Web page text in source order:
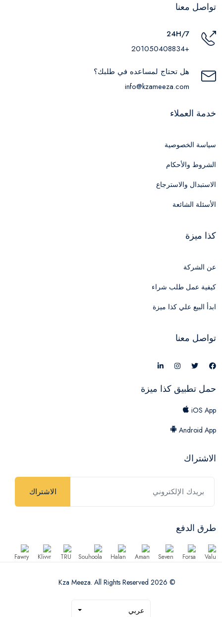
تواصل معنا
24H/7
+201050408834
هل تحتاج لمساعده في طلبك؟
info@kzameeza.com
خدمة العملاء
سياسة الخصوصية
الشروط والأحكام
الاستبدال والاسترجاع
الأسئلة الشائعة
كذا ميزة
عن الشركة
كيفية عمل طلب شراء
ابدأ البيع علي كذا ميزة
تواصل معنا
حمل تطبيق كذا ميزة
iOS App
Android App
الاشتراك
الاشتراك
طرق الدفع
© 2026 Kza Meeza. All Rights Reserved
عربي